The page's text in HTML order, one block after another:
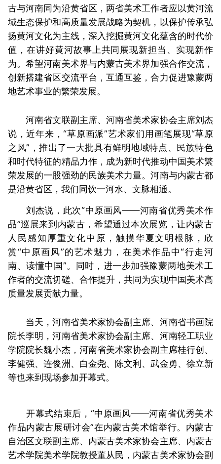
古与河南同为沿黄省区，两省美术工作者应以黄河流
域生态保护和高质量发展战略为契机，以保护传承弘
扬黄河文化为主线，深入挖掘黄河文化蕴含的时代价
值，在讲好黄河故事上共同展现新担当、实现新作
为。希望河南美术界与内蒙古美术界加强合作交流，
创新搭建省区交流平台，互通互鉴，合力促进豫蒙两
地艺术事业的繁荣发展。
河南省文联副主席、河南省美术家协会主席刘杰
说，近年来，“草原画派”艺术家们用画笔展现“草原
之风”，推出了一大批具有鲜明地域特点、民族特色
和时代特征的精品力作，成为新时代推动中国美术繁
荣发展的一股强劲的民族美术力量。河南与内蒙古都
是沿黄省区，我们同饮一河水、文脉相通。
刘杰说，此次“中原画风——河南省优秀美术作
品”巡展来到内蒙古，希望通过本次展览，让内蒙古
人民感知厚重文化中原，触摸华夏文明根脉，欣
赏“中原画风”的艺术魅力，在美术作品中“行走河
南、读懂中国”。同时，进一步加强豫蒙两地美术工
作者的交流切磋、合作提升，共同为实现中国美术高
质量发展贡献力量。
当天，河南省美术家协会副主席、河南省书画院
院长李明，河南省美术家协会副主席、河南轻工职业
学院院长魏小杰，河南省美术家协会副主席桂行创、
李健强、连俊洲、白金尧、陈文利、武金勇、徐立新
等也来到现场参加开幕式。
开幕式结束后，“中原画风——河南省优秀美术
作品内蒙古展研讨会”在内蒙古美术馆举行。内蒙古
自治区文联副主席、内蒙古美术家协会主席、内蒙古
艺术学院美术学院教授董从民，内蒙古美术家协会副